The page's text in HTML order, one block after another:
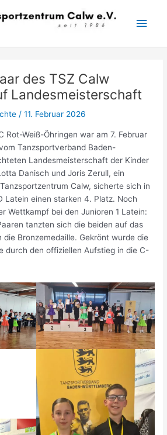
des TSZ Calw
Landesmeisterschaft
/11. Februar 2026
Rot-Weiß-Öhringen war am 7. Februar
Tanzsportverband Baden-
Landesmeisterschaft der Kinder
Danisch und Joris Zerull, ein
Calw, sicherte sich in
Latein einen starken 4. Platz. Noch
Wettkampf bei den Junioren 1 Latein:
tanzten sich die beiden auf das
die Bronzemedaille. Gekrönt wurde die
durch den offiziellen Aufstieg in die C-